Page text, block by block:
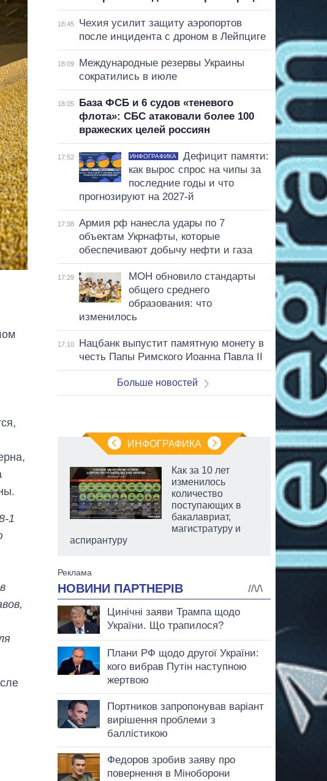
1
18:45
Чехия усилит защиту аэропортов
после инцидента с дроном в Лейпциге
18:09
Международные резервы Украины
сократились в июле
18:05
База ФСБ и 6 судов «теневого
флота»: СБС атаковали более 100
вражеских целей россиян
17:52 ИНФОГРАФИКА
Дефицит памяти:
как вырос спрос на чипы за
последние годы и что
прогнозируют на 2027-й
17:38
Армия рф нанесла удары по 7
объектам Укрнафты, которые
обеспечивают добычу нефти и газа
17:29
МОН обновило стандарты
общего среднего
образования: что
изменилось
17:10
Нацбанк выпустит памятную монету в
честь Папы Римского Иоанна Павла II
Больше новостей
ИНФОГРАФИКА
Украине
Как за 10 лет
изменилось
количество
поступающих в
бакалавриат,
магистратуру и
аспирантуру